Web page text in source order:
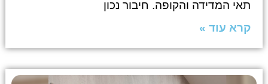
תאי המדידה והקופה. חיבור נכון
קרא עוד »